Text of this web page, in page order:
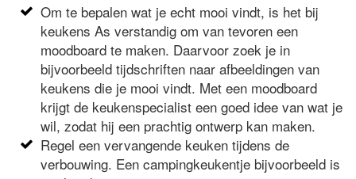
Om te bepalen wat je echt mooi vindt, is het bij
keukens As verstandig om van tevoren een
moodboard te maken. Daarvoor zoek je in
bijvoorbeeld tijdschriften naar afbeeldingen van
keukens die je mooi vindt. Met een moodboard
krijgt de keukenspecialist een goed idee van wat je
wil, zodat hij een prachtig ontwerp kan maken.
Regel een vervangende keuken tijdens de
verbouwing. Een campingkeukentje bijvoorbeeld is